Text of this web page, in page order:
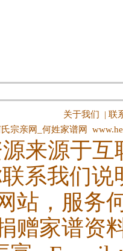
关于我们 |联
宗亲网_何姓家谱网
来源于
系我们
站，服务
赠家谱资